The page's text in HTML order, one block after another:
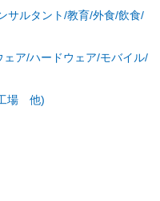
サルタント/教育/外食/飲食/
ア/ハードウェア/モバイル/
場 他)